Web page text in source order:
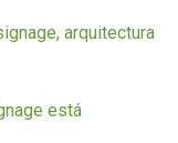
arquitectura
está